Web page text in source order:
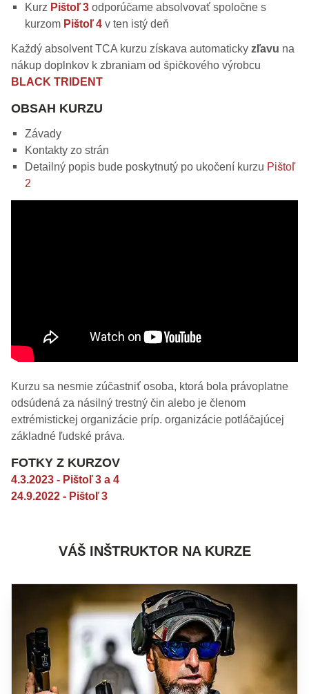
Kurz Pištoľ 3 odporúčame absolvovať spoločne s
kurzom Pištoľ 4 v ten istý deň
Každý absolvent TCA kurzu získava automaticky zľavu na
nákup doplnkov k zbraniam od špičkového výrobcu
BLACK TRIDENT
OBSAH KURZU
Závady
Kontakty zo strán
Detailný popis bude poskytnutý po ukočení kurzu Pištoľ
2
Kurzu sa nesmie zúčastniť osoba, ktorá bola právoplatne
odsúdená za násilný trestný čin alebo je členom
extrémistickej organizácie príp. organizácie potláčajúcej
základné ľudské práva.
FOTKY Z KURZOV
4.3.2023 - Pištoľ 3 a 4
24.9.2022 - Pištoľ 3
VÁŠ INŠTRUKTOR NA KURZE